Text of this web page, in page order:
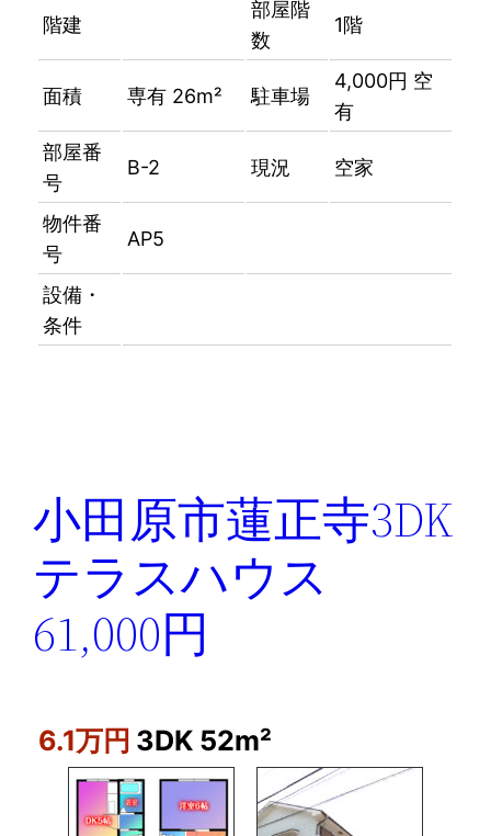
階建
部屋階
数
1階
面積 専有 26m² 駐車場
4,000円 空
有
部屋番
号
B-2 現況 空家
物件番
号
AP5
設備・
条件
小田原市蓮正寺3DK
テラスハウス
61,000円
6.1万円 3DK 52m²